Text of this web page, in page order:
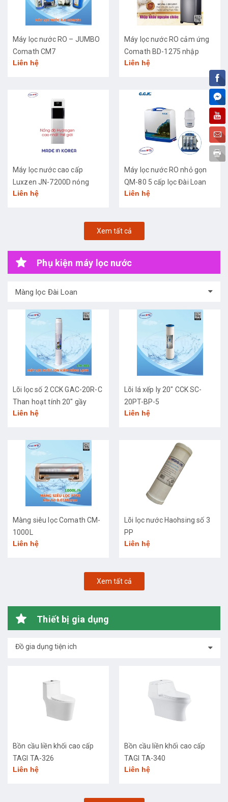
Máy lọc nước RO – JUMBO
Comath CM7
Liên hệ
Máy lọc nước RO cảm ứng
Comath BD-1275 nhập
khẩu cao cấp
Liên hệ
Máy lọc nước cao cấp
Luxzen JN-7200D nóng
lạnh
Liên hệ
Máy lọc nước RO nhỏ gọn
QM-80 5 cấp lọc Đài Loan
Liên hệ
Xem tất cả
Phụ kiện máy lọc nước
Màng lọc Đài Loan
Lõi lọc số 2 CCK GAC-20R-C
Than hoạt tính 20" gầy
Liên hệ
Lõi lá xếp ly 20" CCK SC-
20PT-BP-5
Liên hệ
Màng siêu lọc Comath CM-
1000L
Liên hệ
Lõi lọc nước Haohsing số 3
PP
Liên hệ
Xem tất cả
Thiết bị gia dụng
Đồ gia dụng tiện ich
Bồn cầu liền khối cao cấp
TAGI TA-326
Liên hệ
Bồn cầu liền khối cao cấp
TAGI TA-340
Liên hệ